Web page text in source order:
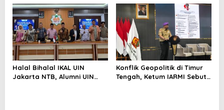
Bertahan di Tengah
Keterbatasan
Halal Bihalal IKAL UIN
Jakarta NTB, Alumni UIN
Konflik Geopolitik di Timur
Tengah, Ketum IARMI Sebut